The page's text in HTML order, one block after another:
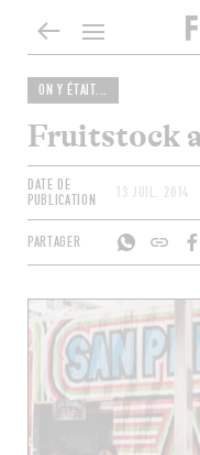
ON Y ÉTAIT...
Fruitstock
DATE DE
PUBLICATION
13 JUIL. 2014
PARTAGER